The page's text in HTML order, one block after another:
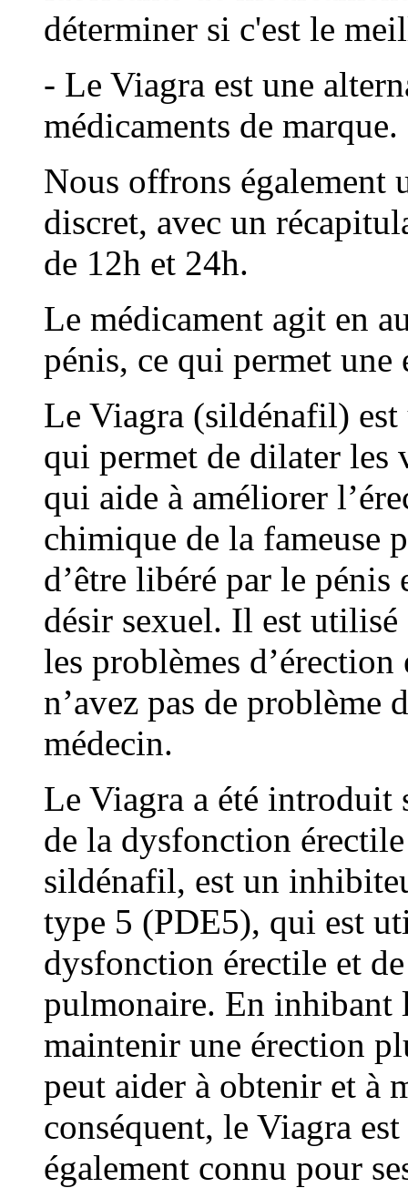
déterminer si c'est le
- Le Viagra est une
médicaments de marque.
Nous offrons également
discret, avec un
de 12h et 24h.
Le médicament agit en
pénis, ce qui permet
Le Viagra (sildénafil)
qui permet de dilater les
qui aide à améliorer
chimique de la fameuse
d’être libéré par le pénis
désir sexuel. Il est
les problèmes
n’avez pas de problème
médecin.
Le Viagra a été introduit
de la dysfonction
sildénafil, est un
type 5 (PDE5), qui est
dysfonction érectile et
pulmonaire. En inhibant
maintenir une érection
peut aider à obtenir et à
conséquent, le Viagra
également connu pour